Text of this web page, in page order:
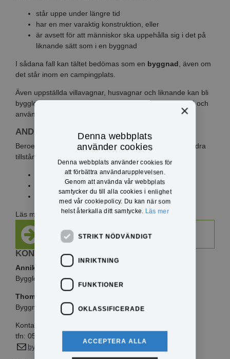
står uppe under längre tid
har en mer varaktig konstruktion, eller
är avsett för att människor ska uppehålla sig i det på
liknande sätt som i en byggnad
I sådana fall kan tältet bedömas som en byggnad , även om
det står inom en campingplats.
Även uppställda villavagnar, husvagnar och liknande kan bli
bygglovspliktiga om de står uppställda en längre period och
används som stadigvarande uthyrning eller boende.
ANDRA TILLSTÅND KAN KRÄVAS
Beroende på var campingplatsen placeras kan även andra
tillstånd krävas, exempelvis:
strandskyddsdispens
tillstånd för åtgärder nära allmän väg
samråd vid ingrepp i naturmiljön
Läs mer på Boverkets webbplats
Ansök om bygglov via e-tjänst
KONTAKTINFO
Annika Värm
Bygglovshandläggare
Thomas Olsson
Byggnadsinspektör
Kontakta byggavdelningen
tfn: 0571-180 720
bygg@eda.se
×
Denna webbplats
använder cookies
Denna webbplats använder cookies för
att förbättra användarupplevelsen.
Genom att använda vår webbplats
samtycker du till alla cookies i enlighet
med vår cookiepolicy. Du kan när som
helst återkalla ditt samtycke. Läs mer
STRIKT NÖDVÄNDIGT
INRIKTNING
FUNKTIONER
OKLASSIFICERADE
ACCEPTERA ALLA